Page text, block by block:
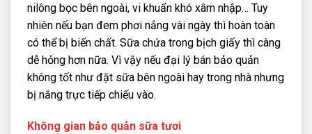
nilông bọc bên ngoài, vi khuẩn khó xâm nhập… Tuy
nhiên nếu bạn đem phơi nắng vài ngày thì hoàn toàn
có thể bị biến chất. Sữa chứa trong bịch giấy thì càng
dễ hỏng hơn nữa. Vì vậy nếu đại lý bán bảo quản
không tốt như đặt sữa bên ngoài hay trong nhà nhưng
bị nắng trực tiếp chiếu vào.
Không gian bảo quản sữa tươi